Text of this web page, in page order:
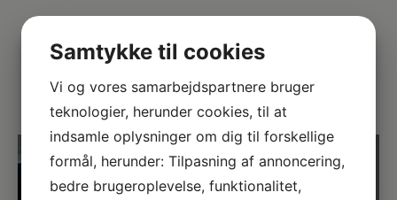
Vi dækker hele DK
landet.
Samtykke til cookies
Vi og vores samarbejdspartnere bruger
teknologier, herunder cookies, til at
indsamle oplysninger om dig til forskellige
formål, herunder: Tilpasning af annoncering,
bedre brugeroplevelse, funktionalitet,